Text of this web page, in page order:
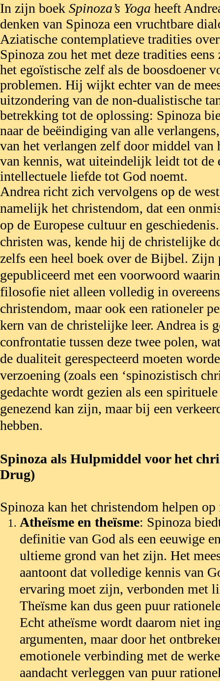
In zijn boek Spinoza’s Yoga heeft
denken van Spinoza een vruchtbare
Aziatische contemplatieve tradities
Spinoza zou het met deze tradities
het egoïstische zelf als de boosdoener
problemen. Hij wijkt echter van de
uitzondering van de non-dualistische
betrekking tot de oplossing: Spinoza
naar de beëindiging van alle
van het verlangen zelf door middel van
van kennis, wat uiteindelijk leidt tot de
intellectuele liefde tot God noemt.
Andrea richt zich vervolgens op de
namelijk het christendom, dat een
op de Europese cultuur en
christen was, kende hij de christelijke
zelfs een heel boek over de Bijbel. Zijn
gepubliceerd met een voorwoord
filosofie niet alleen volledig in
christendom, maar ook een rationeler
kern van de christelijke leer. Andrea is
confrontatie tussen deze twee polen,
de dualiteit gerespecteerd moeten
verzoening (zoals een ‘spinozistisch
gedachte wordt gezien als een
genezend kan zijn, maar bij een
hebben.
Spinoza als Hulpmiddel voor het
Drug)
Spinoza kan het christendom helpen
Atheïsme en theïsme: Spinoza
definitie van God als een eeuwige
ultieme grond van het zijn. Het
aantoont dat volledige kennis van
ervaring moet zijn, verbonden met
Theïsme kan dus geen puur
Echt atheïsme wordt daarom niet
argumenten, maar door het
emotionele verbinding met de
aandacht verleggen van puur